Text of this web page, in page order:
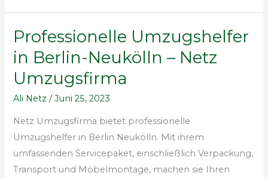
Professionelle Umzugshelfer
in Berlin-Neukölln – Netz
Umzugsfirma
Ali Netz/Juni 25, 2023
Netz Umzugsfirma bietet professionelle
Umzugshelfer in Berlin Neukölln. Mit ihrem
umfassenden Servicepaket, einschließlich Verpackung,
Transport und Möbelmontage, machen sie Ihren
Professionelle
Umzugshelfer
in
Berlin-
Neukölln